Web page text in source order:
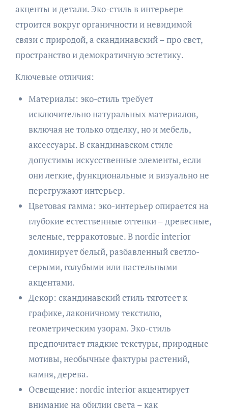
акценты и детали. Эко-стиль в интерьере
строится вокруг органичности и невидимой
связи с природой, а скандинавский – про свет,
пространство и демократичную эстетику.
Ключевые отличия:
Материалы: эко-стиль требует
исключительно натуральных материалов,
включая не только отделку, но и мебель,
аксессуары. В скандинавском стиле
допустимы искусственные элементы, если
они легкие, функциональные и визуально не
перегружают интерьер.
Цветовая гамма: эко-интерьер опирается на
глубокие естественные оттенки – древесные,
зеленые, терракотовые. В nordic interior
доминирует белый, разбавленный светло-
серыми, голубыми или пастельными
акцентами.
Декор: скандинавский стиль тяготеет к
графике, лаконичному текстилю,
геометрическим узорам. Эко-стиль
предпочитает гладкие текстуры, природные
мотивы, необычные фактуры растений,
камня, дерева.
Освещение: nordic interior акцентирует
внимание на обилии света – как